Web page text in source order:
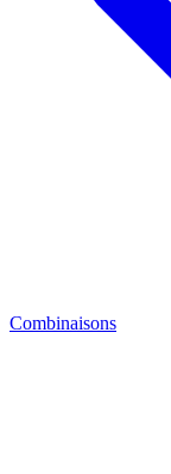
Combinaisons